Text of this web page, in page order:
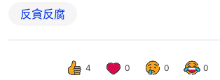
反貪反腐
4 0 0 0